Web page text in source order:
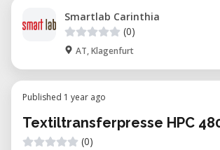
Smartlab Carinthia
(0)
AT, Klagenfurt
Published 1 year ago
Textiltransferpresse HPC
(0)